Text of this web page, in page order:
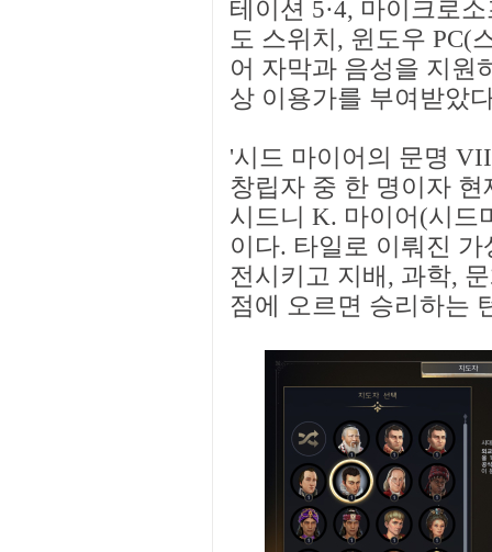
테이션 5·4, 마이크로
도 스위치, 윈도우 PC(
어 자막과 음성을 지원
상 이용가를 부여받았
'시드 마이어의 문명
창립자 중 한 명이자
시드니 K. 마이어(시드
이다. 타일로 이뤄진
전시키고 지배, 과학,
점에 오르면 승리하는